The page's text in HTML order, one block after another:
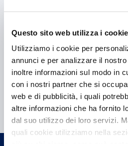
Questo sito web utilizza i cookie
Utilizziamo i cookie per
annunci e per analizzare il
inoltre informazioni sul modo in
con i nostri partner che si
web e di pubblicità, i quali
altre informazioni che ha fornito
dal suo utilizzo dei loro servizi.
quali cookie utilizziamo nella
Hai bisogno di
informazioni?
Trova l'Agenzia più